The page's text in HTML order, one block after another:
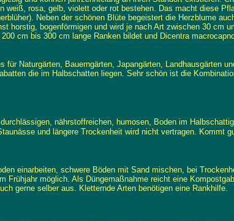
weiß, rosa, gelb, violett oder rot bestehen. Das macht diese
Neben der schönen Blüte begeistert die Herzblume
horstig, bogenförmigen und wird je nach Art zwischen 30 cm
cm bis 300 cm lange Ranken bildet und Dicentra
für Naturgärten, Bauerngärten, Japangärten, Landhausgärten
die im Halbschatten liegen. Sehr schön ist die
nährstoffreichen, humosen, Boden im
und längere Trockenheit wird nicht vertragen. Kommt
einarbeiten, schwere Böden mit Sand mischen, bei
Frühjahr möglich. Als Düngemaßnahme reicht eine
gerne selber aus. Kletternde Arten benötigen eine Rankhilfe.